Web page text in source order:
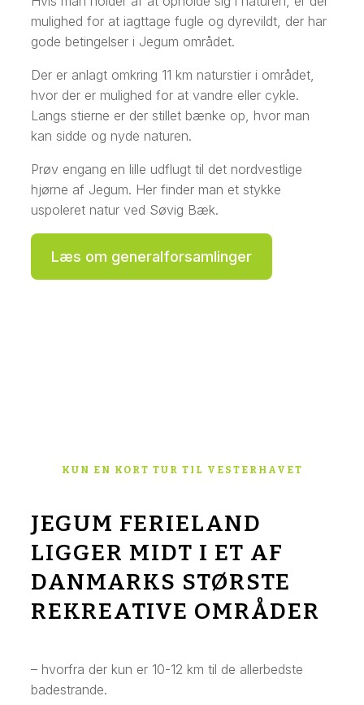
mulighed for at iagttage fugle og dyrevildt, der har
gode betingelser i Jegum området.
Der er anlagt omkring 11 km naturstier i området,
hvor der er mulighed for at vandre eller cykle.
Langs stierne er der stillet bænke op, hvor man
kan sidde og nyde naturen.
Prøv engang en lille udflugt til det nordvestlige
hjørne af Jegum. Her finder man et stykke
uspoleret natur ved Søvig Bæk.
Læs om generalforsamlinger
KUN EN KORT TUR TIL VESTERHAVET
JEGUM FERIELAND
LIGGER MIDT I ET AF
DANMARKS STØRSTE
REKREATIVE OMRÅDER
– hvorfra der kun er 10-12 km til de allerbedste
badestrande.